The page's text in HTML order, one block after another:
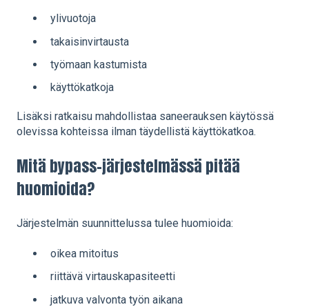
ylivuotoja
takaisinvirtausta
työmaan kastumista
käyttökatkoja
Lisäksi ratkaisu mahdollistaa saneerauksen käytössä
olevissa kohteissa ilman täydellistä käyttökatkoa.
Mitä bypass-järjestelmässä pitää
huomioida?
Järjestelmän suunnittelussa tulee huomioida:
oikea mitoitus
riittävä virtauskapasiteetti
jatkuva valvonta työn aikana